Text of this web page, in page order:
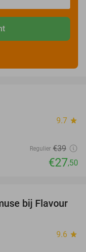
9.7 star
Regulier €39
€27,50
38%
bij Flavour
9.6 star